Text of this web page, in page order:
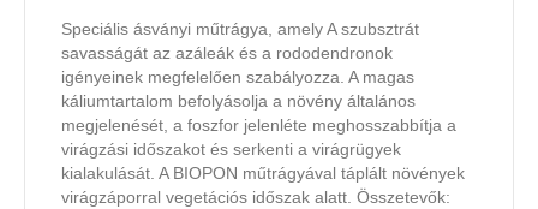
Speciális ásványi műtrágya, amely A szubsztrát
savasságát az azáleák és a rododendronok
igényeinek megfelelően szabályozza. A magas
káliumtartalom befolyásolja a növény általános
megjelenését, a foszfor jelenléte meghosszabbítja a
virágzási időszakot és serkenti a virágrügyek
kialakulását. A BIOPON műtrágyával táplált növények
virágzáporral vegetációs időszak alatt. Összetevők: